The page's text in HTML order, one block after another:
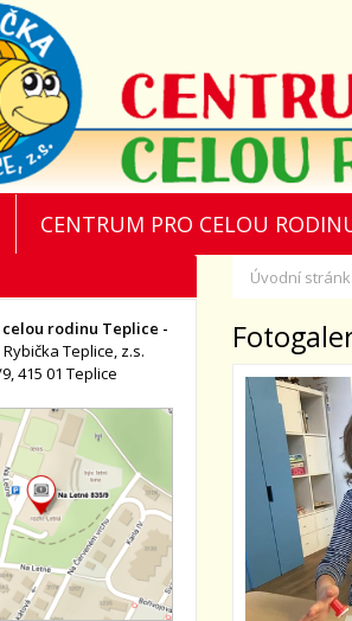
CENTRUM PRO CELOU
Úvodní
rodinu Teplice -
Teplice, z.s.
415 01 Teplice